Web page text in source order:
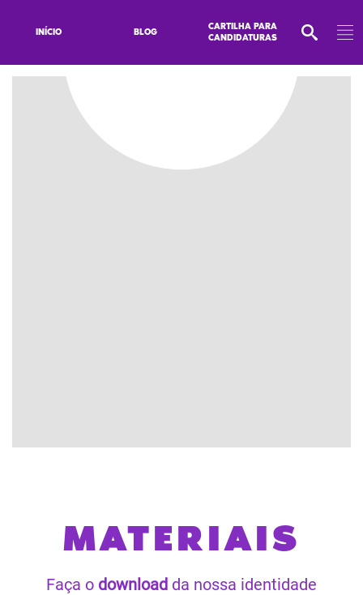
INÍCIO BLOG
CARTILHA PARA
CANDIDATURAS
MATERIAIS
Faça o download da nossa identidade